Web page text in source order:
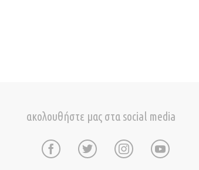
ακολουθήστε μας στα social media